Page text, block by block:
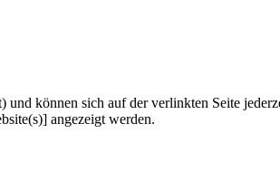
können sich auf der verlinkten Seite
angezeigt werden.